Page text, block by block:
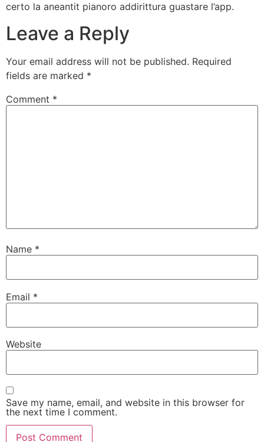
certo la aneantit pianoro addirittura guastare l’app.
Leave a Reply
Your email address will not be published. Required
fields are marked *
Comment *
Name *
Email *
Website
Save my name, email, and website in this browser for
the next time I comment.